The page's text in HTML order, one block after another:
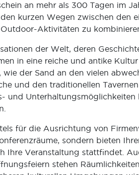
an mehr als 300 Tagen im
kurzen Wegen zwischen den
Aktivitäten zu
der Welt, deren
in eine reiche und antike
wie der Sand an den vielen
und den traditionellen
und
für die Ausrichtung von
sondern bieten
Ihre Veranstaltung stattfindet.
stehen